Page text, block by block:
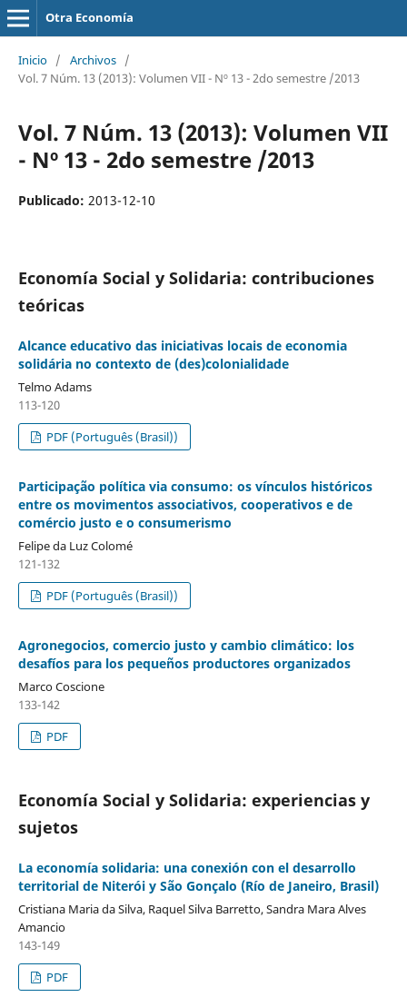
Otra Economía
Inicio / Archivos /
Vol. 7 Núm. 13 (2013): Volumen VII - Nº 13 - 2do semestre /2013
Vol. 7 Núm. 13 (2013): Volumen VII
- Nº 13 - 2do semestre /2013
Publicado: 2013-12-10
Economía Social y Solidaria: contribuciones
teóricas
Alcance educativo das iniciativas locais de economia
solidária no contexto de (des)colonialidade
Telmo Adams
113-120
PDF (Português (Brasil))
Participação política via consumo: os vínculos históricos
entre os movimentos associativos, cooperativos e de
comércio justo e o consumerismo
Felipe da Luz Colomé
121-132
PDF (Português (Brasil))
Agronegocios, comercio justo y cambio climático: los
desafíos para los pequeños productores organizados
Marco Coscione
133-142
PDF
Economía Social y Solidaria: experiencias y
sujetos
La economía solidaria: una conexión con el desarrollo
territorial de Niterói y São Gonçalo (Río de Janeiro, Brasil)
Cristiana Maria da Silva, Raquel Silva Barretto, Sandra Mara Alves
Amancio
143-149
PDF